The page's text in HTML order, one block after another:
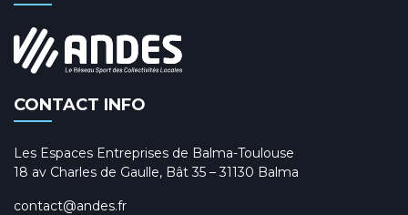
CONTACT INFO
Les Espaces Entreprises de Balma-Toulouse
18 av Charles de Gaulle, Bât 35 – 31130 Balma
contact@andes.fr